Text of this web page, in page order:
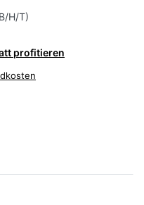
H/T)
profitieren
diesem Produkt liegen